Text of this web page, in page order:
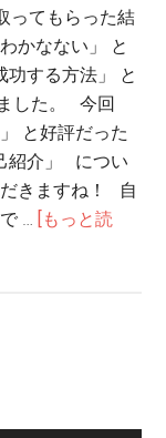
ってもらった結
かなない」 と
する方法」 と
した。 今回
と好評だった
紹介」 につい
きますね！ 自
… [もっと読